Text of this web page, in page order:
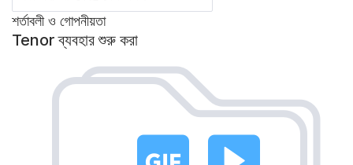
শর্তাবলী ও গোপনীয়তা
Tenor ব্যবহার শুরু করা